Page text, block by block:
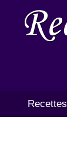
Recettes